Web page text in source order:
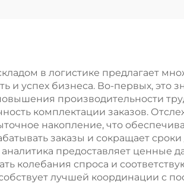
в логистике предлагает
и успех бизнеса. Во-первых, это
производительности
комплектации заказов.
накопление, что
заказы и сокращает
предоставляет
колебания спроса и
лучшей координации с